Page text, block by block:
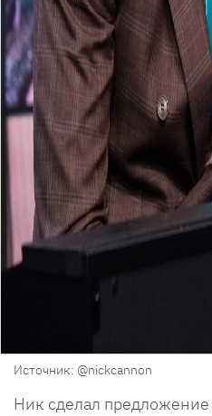
Источник: @nickcannon
Ник сделал